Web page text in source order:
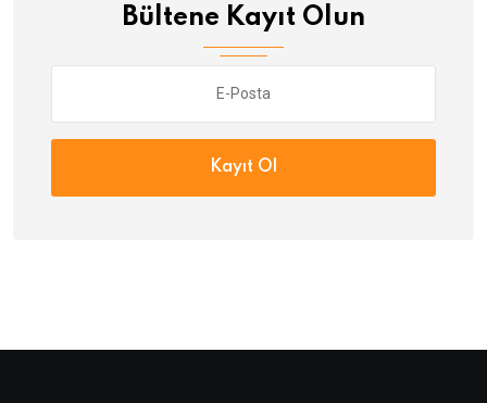
Bültene Kayıt Olun
Kayıt Ol